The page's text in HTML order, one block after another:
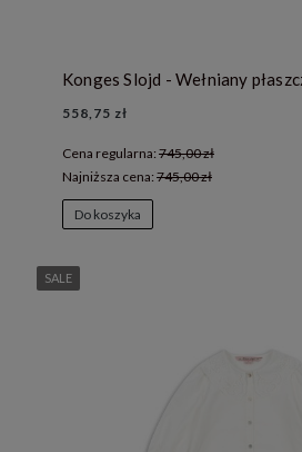
558,75 zł
Cena regularna: 745,00 zł
Najniższa cena: 745,00 zł
Do koszyka
SALE